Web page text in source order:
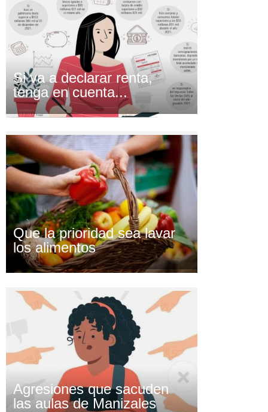
Si va a declarar renta,
tenga en cuenta...
Que la prioridad sea lavar
los alimentos
Agresiones que sacuden
las aulas de Manizales